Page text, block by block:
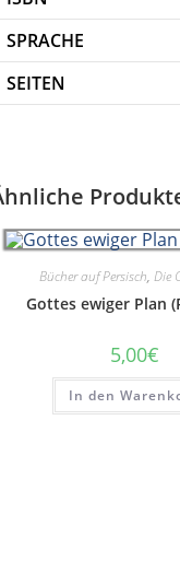
SPRACHE
SEITEN
Bücher auf Persisch,Die
Gottes ewiger Plan
5,00€
In den